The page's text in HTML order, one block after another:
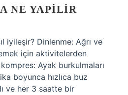
NE YAPILIR
iyileşir? Dinlenme: Ağrı ve
için aktivitelerden
kompres: Ayak burkulmaları
boyunca hızlıca buz
ve her 3 saatte bir